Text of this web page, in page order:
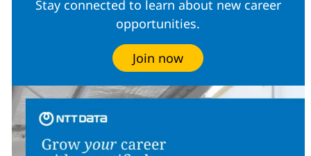
Stay connected to learn about new career
opportunities.
Join now